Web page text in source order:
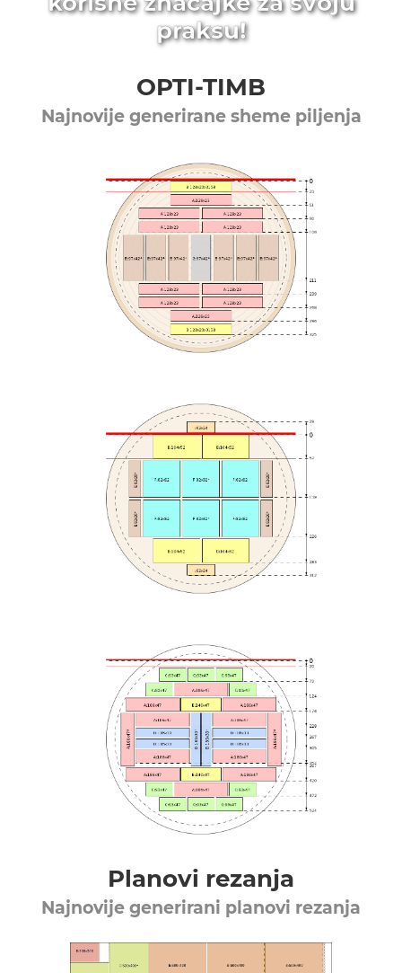
praksu!
OPTI-TIMB
Najnovije generirane sheme piljenja
Planovi rezanja
Najnovije generirani planovi rezanja